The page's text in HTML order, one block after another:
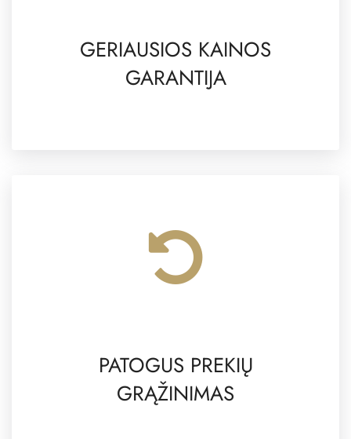
GERIAUSIOS KAINOS
GARANTIJA
PATOGUS PREKIŲ
GRĄŽINIMAS